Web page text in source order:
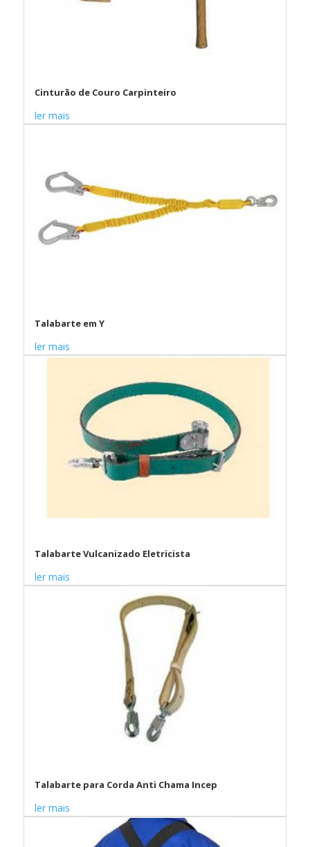
Cinturão de Couro Carpinteiro
ler mais
Talabarte em Y
ler mais
Talabarte Vulcanizado Eletricista
ler mais
Talabarte para Corda Anti Chama Incep
ler mais